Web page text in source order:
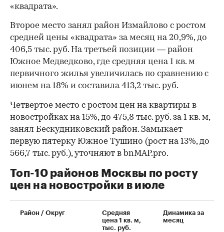
«квадрата».
Второе место занял район Измайлово с ростом
средней цены «квадрата» за месяц на 20,9%, до
406,5 тыс. руб. На третьей позиции — район
Южное Медведково, где средняя цена 1 кв. м
первичного жилья увеличилась по сравнению с
июнем на 18% и составила 413,2 тыс. руб.
00:00 / 00:00
Четвертое место с ростом цен на квартиры в
новостройках на 15%, до 475,8 тыс. руб. за 1 кв. м,
занял Бескудниковский район. Замыкает
первую пятерку Южное Тушино (рост на 13%, до
566,7 тыс. руб.), уточняют в bnMAP.pro.
Топ-10 районов Москвы по росту
цен на новостройки в июле
Район / Округ
Средняя
цена 1 кв. м,
тыс. руб.
Динамика за
месяц